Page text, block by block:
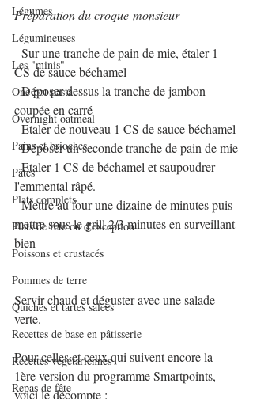
Légumes
Légumineuses
Les "minis"
One pot pasta
Overnight oatmeal
Pains et brioches
Pâtes
Plats complets
Plats de fête ou d'exception
Poissons et crustacés
Pommes de terre
Quiches et tartes salées
Recettes de base en pâtisserie
Recettes végétariennes
Repas de fête
Préparation du croque-monsieur
- Sur une tranche de pain de mie, étaler 1
CS de sauce béchamel
- Déposer dessus la tranche de jambon
coupée en carré
- Etaler de nouveau 1 CS de sauce béchamel
- Déposer un seconde tranche de pain de mie
- Etaler 1 CS de béchamel et saupoudrer
l'emmental râpé.
- Mettre au four une dizaine de minutes puis
mettre sous le grill 2/3 minutes en surveillant
bien
Servir chaud et déguster avec une salade
verte.
Pour celles et ceux qui suivent encore la
1ère version du programme Smartpoints,
voici le décompte :